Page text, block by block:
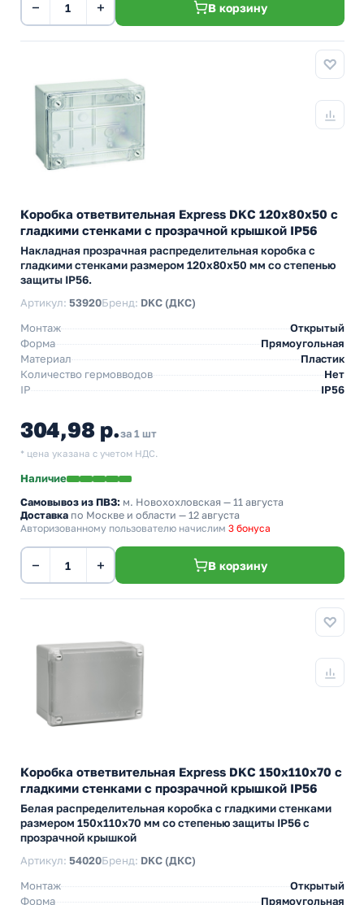
− + В корзину
Коробка ответвительная Express DKC 120х80х50 с
гладкими стенками c прозрачной крышкой IP56
Накладная прозрачная распределительная коробка с
гладкими стенками размером 120х80х50 мм со степенью
защиты IP56.
Артикул: 53920Бренд: DKC (ДКС)
Монтаж
Открытый
Форма
Прямоугольная
Материал
Пластик
Количество гермовводов
Нет
IP
IP56
304,98 р.за 1 шт
* цена указана с учетом НДС.
Наличие
Самовывоз из ПВЗ: м. Новохохловская — 11 августа
Доставка по Москве и области — 12 августа
Авторизованному пользователю начислим 3 бонуса
− + В корзину
Коробка ответвительная Express DKC 150х110х70 с
гладкими стенками c прозрачной крышкой IP56
Белая распределительная коробка с гладкими стенками
размером 150х110х70 мм со степенью защиты IP56 с
прозрачной крышкой
Артикул: 54020Бренд: DKC (ДКС)
Монтаж
Открытый
Форма
Прямоугольная